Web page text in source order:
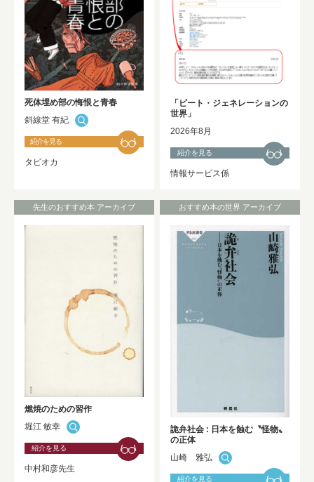
死体埋め部の悔恨と青春
斜線堂 有紀
紹介を見る
タピオカ
「ビート・ジェネレーションの
世界」
2026年8月
紹介を見る
情報サービス係
先生のおすすめ本 アーカイブ
燃焼のための習作
堀江 敏幸
紹介を見る
中村和彦先生
おすすめ本の世界 アーカイブ
詭弁社会 : 日本を蝕む〝怪物〟
の正体
山崎 雅弘
紹介を見る